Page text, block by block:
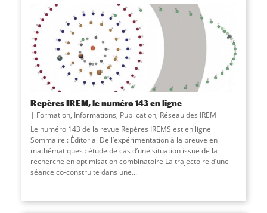
Repères IREM, le numéro 143 en ligne
Formation, Informations, Publication, Réseau des IREM
Le numéro 143 de la revue Repères IREMS est en ligne
Sommaire : Éditorial De l’expérimentation à la preuve en
mathématiques : étude de cas d’une situation issue de la
recherche en optimisation combinatoire La trajectoire d’une
séance co-construite dans une...